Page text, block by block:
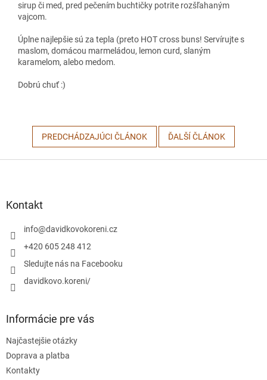
sirup či med, pred pečením buchtičky potrite rozšľahaným
vajcom.
Úplne najlepšie sú za tepla (preto HOT cross buns! Servírujte s
maslom, domácou marmeládou, lemon curd, slaným
karamelom, alebo medom.
Dobrú chuť :)
PREDCHÁDZAJÚCI ČLÁNOK ĎALŠÍ ČLÁNOK
Kontakt
info@davidkovokoreni.cz
+420 605 248 412
Sledujte nás na Facebooku
davidkovo.koreni/
Informácie pre vás
Najčastejšie otázky
Doprava a platba
Kontakty